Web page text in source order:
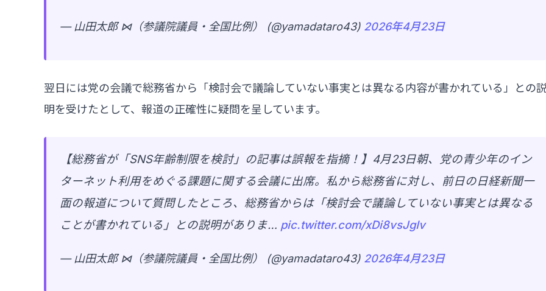
— 山田太郎 ⋈（参議院議員・全国比例） (@yamadataro43) 2026年4月23日
翌日には党の会議で総務省から「検討会で議論していない事実とは異なる内容が書かれている」との
明を受けたとして、報道の正確性に疑問を呈しています。
【総務省が「SNS年齢制限を検討」の記事は誤報を指摘！】4月23日朝、党の青少年のイン
ターネット利用をめぐる課題に関する会議に出席。私から総務省に対し、前日の日経新聞一
面の報道について質問したところ、総務省からは「検討会で議論していない事実とは異なる
ことが書かれている」との説明がありま… pic.twitter.com/xDi8vsJgIv
— 山田太郎 ⋈（参議院議員・全国比例） (@yamadataro43) 2026年4月23日